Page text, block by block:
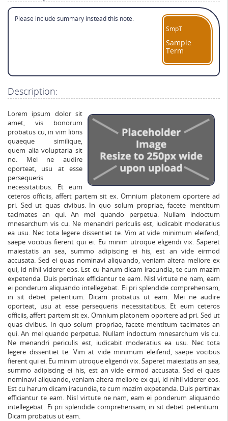
SmpT
Sample
Term
Please include summary instead this note.
Description:
Lorem ipsum dolor sit
amet, vis bonorum
probatus cu, in vim libris
quaeque similique,
quem alia voluptaria sit
no. Mei ne audire
oporteat, usu at esse
persequeris
necessitatibus. Et eum
ceteros officiis, affert partem sit ex. Omnium platonem oportere ad
pri. Sed ut quas civibus. In quo solum propriae, facete mentitum
tacimates an qui. An mel quando perpetua. Nullam indoctum
mnesarchum vis cu. Ne menandri periculis est, iudicabit moderatius
ea usu. Nec tota legere dissentiet te. Vim at vide minimum eleifend,
saepe vocibus fierent qui ei. Eu minim utroque eligendi vix. Saperet
maiestatis an sea, summo adipiscing ei his, est an vide eirmod
accusata. Sed ei quas nominavi aliquando, veniam altera meliore ex
qui, id nihil viderer eos. Est cu harum dicam iracundia, te cum mazim
expetenda. Duis pertinax efficiantur te eam. Nisl virtute ne nam, eam
ei ponderum aliquando intellegebat. Ei pri splendide comprehensam,
in sit debet petentium. Dicam probatus ut eam. Mei ne audire
oporteat, usu at esse persequeris necessitatibus. Et eum ceteros
officiis, affert partem sit ex. Omnium platonem oportere ad pri. Sed ut
quas civibus. In quo solum propriae, facete mentitum tacimates an
qui. An mel quando perpetua. Nullam indoctum mnesarchum vis cu.
Ne menandri periculis est, iudicabit moderatius ea usu. Nec tota
legere dissentiet te. Vim at vide minimum eleifend, saepe vocibus
fierent qui ei. Eu minim utroque eligendi vix. Saperet maiestatis an sea,
summo adipiscing ei his, est an vide eirmod accusata. Sed ei quas
nominavi aliquando, veniam altera meliore ex qui, id nihil viderer eos.
Est cu harum dicam iracundia, te cum mazim expetenda. Duis pertinax
efficiantur te eam. Nisl virtute ne nam, eam ei ponderum aliquando
intellegebat. Ei pri splendide comprehensam, in sit debet petentium.
Dicam probatus ut eam.